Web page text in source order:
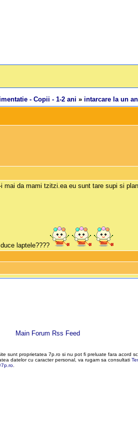
- Copii - 1-2 ani »intarcare la un
da mami tzitzi.ea eu sunt tare supi si
laptele????
Main Forum Rss Feed
sunt proprietatea 7p.ro si nu pot fi preluate fara acord
datelor cu caracter personal, va rugam sa consultati
.